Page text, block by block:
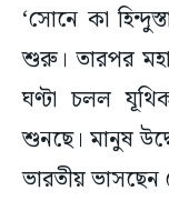
‘সোনে কা
শুরু। তারপর
ঘণ্টা চলল
শুনছে। মানুষ
ভারতীয় ভাসছেন